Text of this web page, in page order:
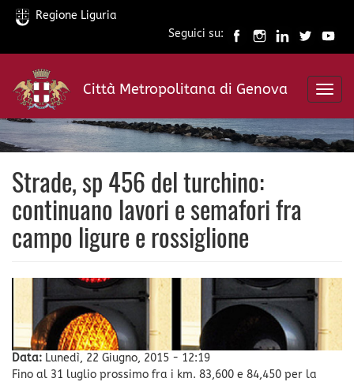
Salta
contenuto
principale
Regione Liguria
Seguici su:
Città Metropolitana di Genova
Strade, sp 456 del turchino:
continuano lavori e semafori fra
campo ligure e rossiglione
Data: Lunedì, 22 Giugno, 2015 - 12:19
Fino al 31 luglio prossimo fra i km. 83,600 e 84,450 per la